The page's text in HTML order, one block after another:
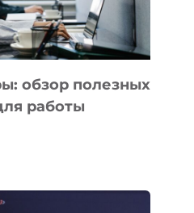
обзор полезных
работы